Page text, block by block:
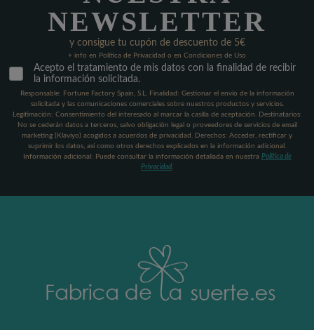
NEWSLETTER
y consigue tu cupón de descuento de 5€
+ info en Política de Privacidad o en Condiciones de Uso
Acepto el tratamiento de mis datos con la finalidad de recibir
la información solicitada.
Responsable: Fortune Factory Spain, S.L. Finalidad: Gestionar el envío de la información
solicitada y las comunicaciones comerciales sobre nuestros productos y servicios.
Legitimación: Consentimiento del interesado al marcar la casilla de aceptación. Destinatarios:
No se cederán datos a terceros, salvo obligación legal o proveedores de servicios de email
marketing (Klaviyo) acogidos a acuerdos de privacidad. Derechos: Acceder, rectificar y
suprimir los datos, así como otros derechos explicados en la información adicional.
Información adicional: Puede consultar la información detallada en nuestra Política de
Privacidad